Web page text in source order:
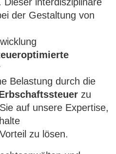
der Gestaltung von
Belastung durch die
zu
auf unsere Expertise,
zu lösen.